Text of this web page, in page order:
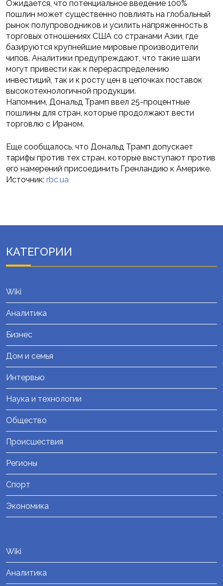
Ожидается, что потенциальное введение 100%
пошлин может существенно повлиять на глобальный
рынок полупроводников и усилить напряженность в
торговых отношениях США со странами Азии, где
базируются крупнейшие мировые производители
чипов. Аналитики предупреждают, что такие шаги
могут привести как к перераспределению
инвестиций, так и к росту цен в цепочках поставок
высокотехнологичной продукции.
Напомним, Дональд Трамп ввел 25-процентные
пошлины для стран, которые продолжают вести
торговлю с Ираном.
Еще сообщалось, что Дональд Трамп допускает
тарифы против тех стран, которые выступают против
его намерений присоединить Гренландию к Америке.
Источник: rbc.ua
КАТЕГОРИИ
Wiki
Аналитика
Бизнес
Дом и семья
Интервью
Наука и технологии
Общество
Происшествия
Регионы
Спорт
Экономика
Wiki
Аналитика